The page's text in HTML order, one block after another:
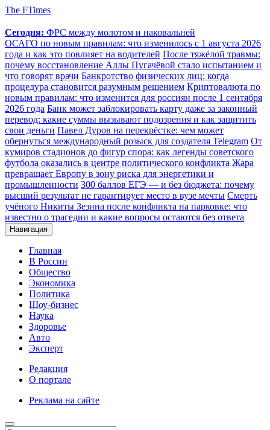
The FTimes
Сегодня: ФРС между молотом и наковальней
ОСАГО по новым правилам: что изменилось с 1 августа 2026
года и как это повлияет на водителей После тяжёлой травмы:
почему восстановление Аллы Пугачёвой стало испытанием и
что говорят врачи Банкротство физических лиц: когда
процедура становится разумным решением Криптовалюта по
новым правилам: что изменится для россиян после 1 сентября
2026 года Банк может заблокировать карту даже за законный
перевод: какие суммы вызывают подозрения и как защитить
свои деньги Павел Дуров на перекрёстке: чем может
обернуться международный розыск для создателя Telegram От
кумиров стадионов до фигур спора: как легенды советского
футбола оказались в центре политического конфликта Жара
превращает Европу в зону риска для энергетики и
промышленности 300 баллов ЕГЭ — и без бюджета: почему
высший результат не гарантирует место в вузе мечты Смерть
учёного Никиты Зезина после конфликта на парковке: что
известно о трагедии и какие вопросы остаются без ответа
Навигация
Главная
В России
Общество
Экономика
Политика
Шоу-бизнес
Наука
Здоровье
Авто
Эксперт
Редакция
О портале
Реклама на сайте